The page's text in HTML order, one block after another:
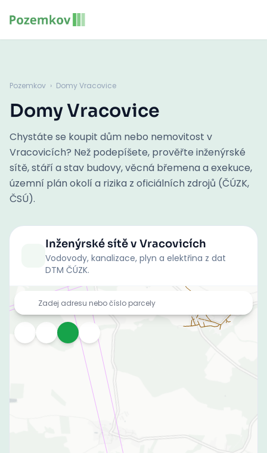
Pozemkov › Domy Vracovice
Domy Vracovice
Chystáte se koupit dům nebo nemovitost v
Vracovicích? Než podepíšete, prověřte inženýrské
sítě, stáří a stav budovy, věcná břemena a exekuce,
územní plán okolí a rizika z oficiálních zdrojů (ČÚZK,
ČSÚ).
Inženýrské sítěv Vracovicích
Vodovody, kanalizace, plyn a elektřina z dat
DTM ČÚZK.